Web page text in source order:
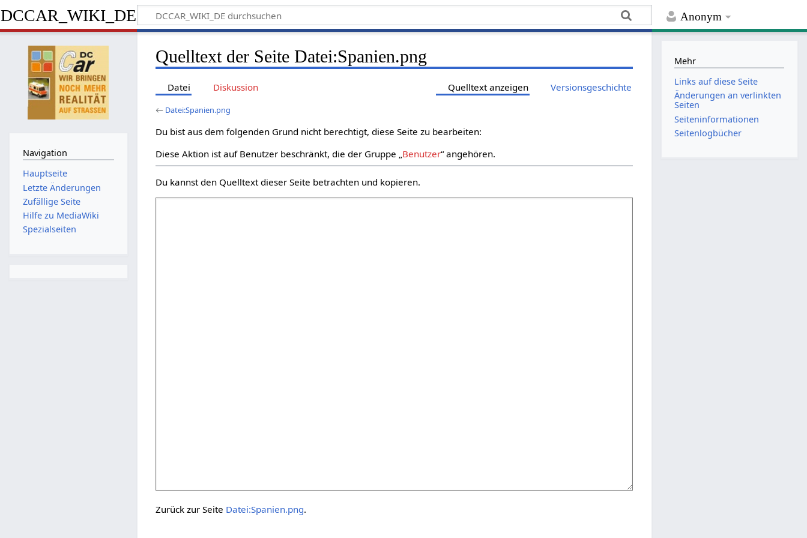
Anonym
DCCAR_WIKI_DE
Quelltext der Seite Datei:Spanien.png
Datei Diskussion Quelltext anzeigen Versionsgeschichte
← Datei:Spanien.png
Du bist aus dem folgenden Grund nicht berechtigt, diese Seite zu bearbeiten:
Diese Aktion ist auf Benutzer beschränkt, die der Gruppe „Benutzer“ angehören.
Du kannst den Quelltext dieser Seite betrachten und kopieren.
Zurück zur Seite Datei:Spanien.png.
Navigation
Hauptseite
Letzte Änderungen
Zufällige Seite
Hilfe zu MediaWiki
Spezialseiten
Mehr
Links auf diese Seite
Änderungen an verlinkten
Seiten
Seiten­­informationen
Seitenlogbücher